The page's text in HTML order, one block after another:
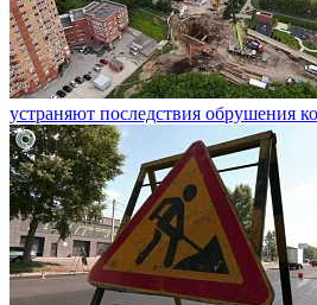
устраняют последствия обрушения